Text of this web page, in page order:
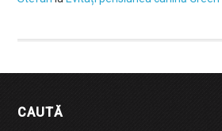
CAUTĂ